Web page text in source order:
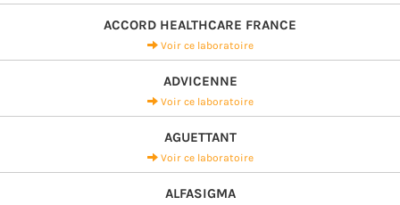
ACCORD HEALTHCARE FRANCE
Voir ce laboratoire
ADVICENNE
Voir ce laboratoire
AGUETTANT
Voir ce laboratoire
ALFASIGMA